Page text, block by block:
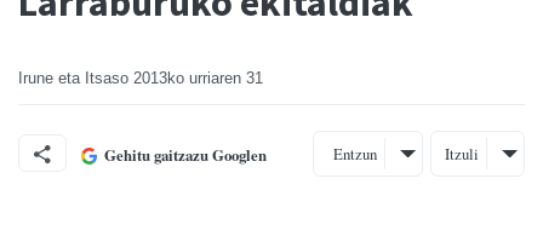
Irune eta Itsaso 2013ko urriaren 31
Gehitu gaitzazu Googlen Entzun Itzuli